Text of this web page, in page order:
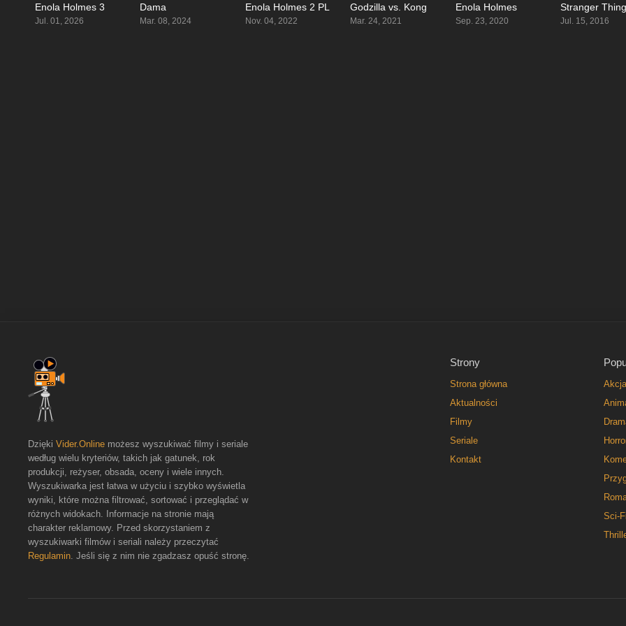
Enola Holmes 3
Jul. 01, 2026
Dama
Mar. 08, 2024
0
Enola Holmes 2 PL
Nov. 04, 2022
6.3
Godzilla vs. Kong
Mar. 24, 2021
Enola Holmes
Sep. 23, 2020
Stranger
Jul. 15, 2016
Strony
Strona główna
Aktualności
Filmy
Seriale
Kontakt
Akcja
Sci-Fi
Dzięki Vider.Online możesz wyszukiwać filmy i seriale
według wielu kryteriów, takich jak gatunek, rok
produkcji, reżyser, obsada, oceny i wiele innych.
Wyszukiwarka jest łatwa w użyciu i szybko wyświetla
wyniki, które można filtrować, sortować i przeglądać w
różnych widokach. Informacje na stronie mają
charakter reklamowy. Przed skorzystaniem z
wyszukiwarki filmów i seriali należy przeczytać
Regulamin. Jeśli się z nim nie zgadzasz opuść stronę.